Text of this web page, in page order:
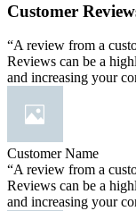
Customer
“A review from a
Reviews can be a
and increasing your
Customer Name
“A review from a
Reviews can be a
and increasing your